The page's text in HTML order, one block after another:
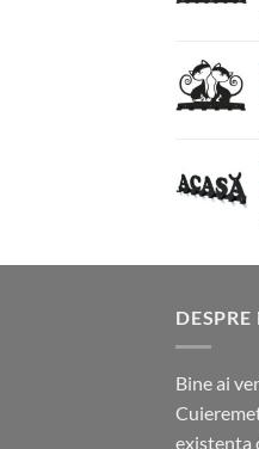
DESPRE
Bine ai
existenta